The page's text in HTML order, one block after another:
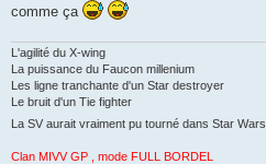
comme ça
L'agilité du X-wing
La puissance du Faucon millenium
Les ligne tranchante d'un Star destroyer
Le bruit d'un Tie fighter
La SV aurait vraiment pu tourné dans Star Wars
Clan MIVV GP , mode FULL BORDEL